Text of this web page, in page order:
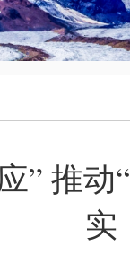
” 推
实